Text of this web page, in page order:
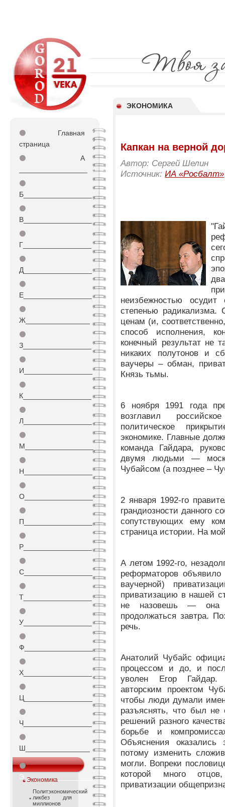
ЭКОНОМИКА
⚫
Главная
страница
⚫
А
⚫
Б_________________
⚫
В_________________
⚫
Г_________________
⚫
Д_________________
⚫
Е_________________
⚫
Ж________________
⚫
З_________________
⚫
И_________________
⚫
К_________________
⚫
Л_________________
⚫
М_________________
⚫
Н_________________
⚫
О_________________
⚫
П_________________
⚫
Р_________________
⚫
С_________________
⚫
Т_________________
⚫
У_________________
⚫
Ф_________________
⚫
Х_________________
⚫
Ц_________________
⚫
Ч_________________
⚫
Ш________________
⚫
Э_________________
Экономика
Политэкономический
ликбез для
миллионов
Капкан на верной
Автор: Сергей Шелин
Источник:ИА «Росбалт»
неизбежностью
степенью радикализма.
ценам (и,
способ исполнения,
конечный результат не
никаких полутонов и
ваучеры – обман,
Князь тьмы.
6 ноября 1991 года
возглавил
политическое
экономике. Главные
команда Гайдара,
двумя людьми —
Чубайсом (а позднее –
2 января 1992-го
грандиозности данного
сопутствующих ему
страница истории. На
А летом 1992-го,
реформаторов
ваучерной)
приватизацию в нашей
не назовешь — она
продолжаться завтра.
речь.
Анатолий Чубайс
процессом и до, и
уволен Егор Гайдар.
авторским проектом
чтобы люди думали
разъяснять, что был не
решений разного
борьбе и
Объяснения
потому изменить
могли. Вопреки
которой много
приватизации